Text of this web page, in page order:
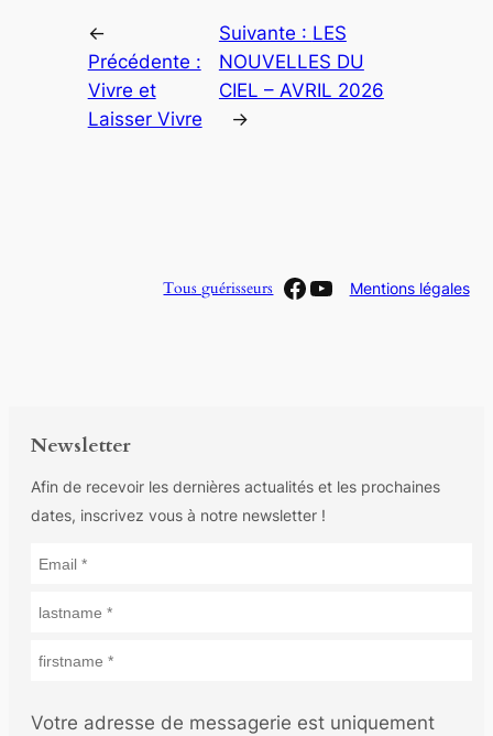
←
Précédente :
Vivre et
Laisser Vivre
Suivante : LES
NOUVELLES DU
CIEL – AVRIL 2026
→
Tous guérisseurs Facebook
YouTube
Mentions légales
Newsletter
Afin de recevoir les dernières actualités et les prochaines
dates, inscrivez vous à notre newsletter !
Votre adresse de messagerie est uniquement